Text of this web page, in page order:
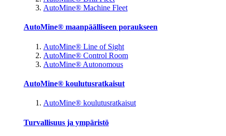
AutoMine® Machine Fleet
AutoMine® maanpäälliseen poraukseen
AutoMine® Line of Sight
AutoMine® Control Room
AutoMine® Autonomous
AutoMine® koulutusratkaisut
AutoMine® koulutusratkaisut
Turvallisuus ja ympäristö